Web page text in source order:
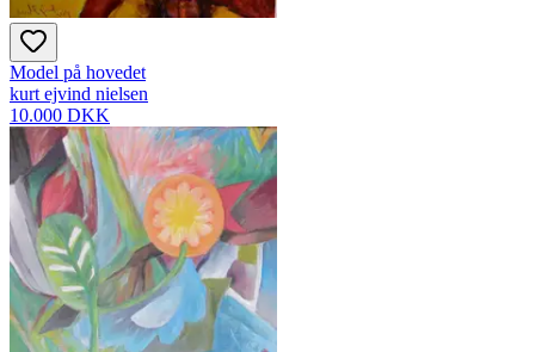
Model på hovedet
kurt ejvind nielsen
10.000 DKK